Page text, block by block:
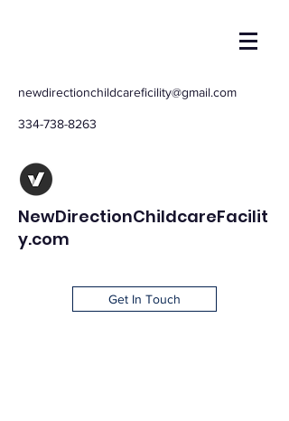
newdirectionchildcareficility@gmail.com
334-738-8263
NewDirectionChildcareFacilit
y.com
Get In Touch